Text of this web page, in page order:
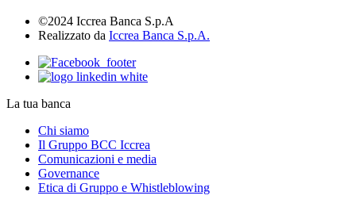
©2024 Iccrea Banca S.p.A
Realizzato da Iccrea Banca S.p.A.
La tua banca
Chi siamo
Il Gruppo BCC Iccrea
Comunicazioni e media
Governance
Etica di Gruppo e Whistleblowing